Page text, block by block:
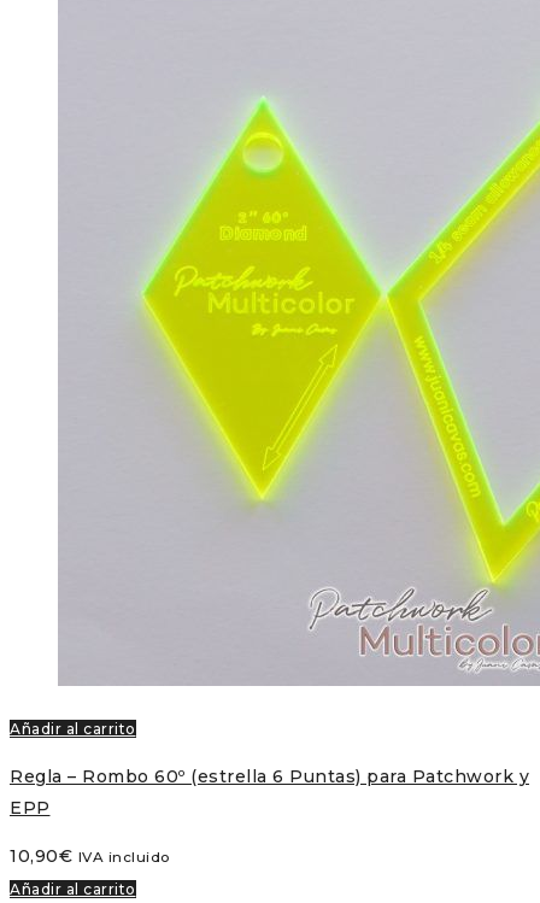
Añadir al carrito
Regla – Rombo 60º (estrella 6 Puntas) para Patchwork y
EPP
10,90€ IVA incluido
Añadir al carrito